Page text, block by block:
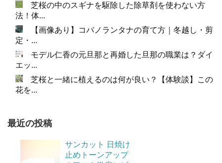
芝桜の中のスギナを駆除した除草剤を使わない方
法！体...
【画像あり】コバノランタナの育て方｜冬越し・剪
定・...
モデル仁香の元旦那と再婚した旦那の職業は？ダイ
エッ...
芝桜と一緒に植えるのは何が良い？【体験談】この
花を...
最近の投稿
サンカット 日焼け
止めトーンアップ